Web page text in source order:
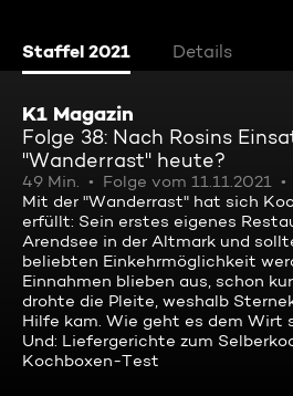
Staffel 2021 Details
K1 Magazin
Folge 38: Nach Rosins
"Wanderrast" heute?
49 Min. Folge vom 11.11.2021
Mit der "Wanderrast" hat sich
erfüllt: Sein erstes eigenes
Arendsee in der Altmark und
beliebten Einkehrmöglichkeit
Einnahmen blieben aus, schon
drohte die Pleite, weshalb
Hilfe kam. Wie geht es dem Wirt
Und: Liefergerichte zum
Kochboxen-Test